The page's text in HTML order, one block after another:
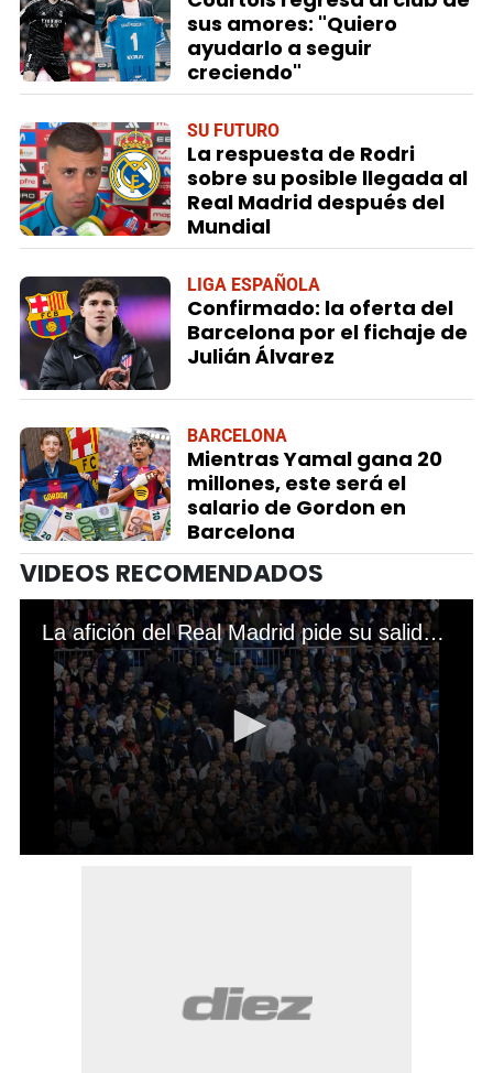
sus amores: "Quiero
ayudarlo a seguir
creciendo"
SU FUTURO
La respuesta de Rodri
sobre su posible llegada al
Real Madrid después del
Mundial
LIGA ESPAÑOLA
Confirmado: la oferta del
Barcelona por el fichaje de
Julián Álvarez
BARCELONA
Mientras Yamal gana 20
millones, este será el
salario de Gordon en
Barcelona
VIDEOS RECOMENDADOS
La afición del Real Madrid pide su salida: ¡Florentino, dimisión!